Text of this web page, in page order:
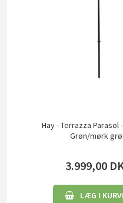
Hay - Terrazza Parasol
Grøn/mørk
3.999,00
LÆG I